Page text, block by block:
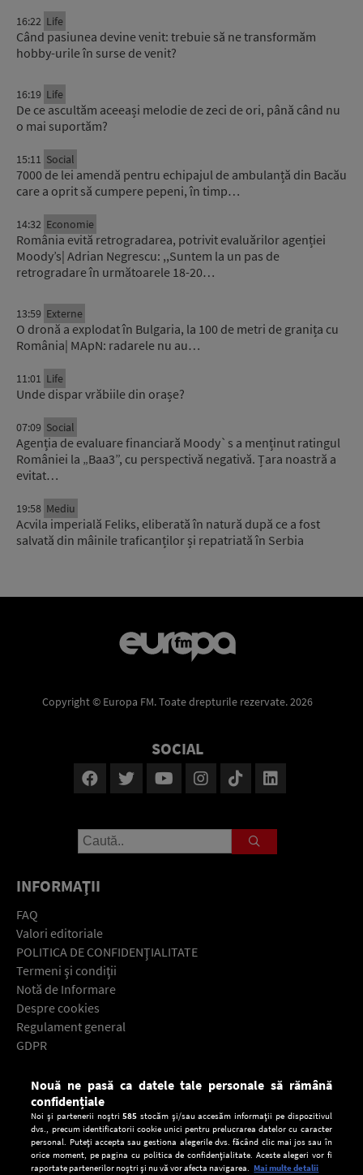
16:22 Life
Când pasiunea devine venit: trebuie să ne transformăm
hobby-urile în surse de venit?
16:19 Life
De ce ascultăm aceeași melodie de zeci de ori, până când nu
o mai suportăm?
15:11 Social
7000 de lei amendă pentru echipajul de ambulanță din Bacău
care a oprit să cumpere pepeni, în timp…
14:32 Economie
România evită retrogradarea, potrivit evaluărilor agenției
Moody’s| Adrian Negrescu: ,,Suntem la un pas de
retrogradare în următoarele 18-20…
13:59 Externe
O dronă a explodat în Bulgaria, la 100 de metri de granița cu
România| MApN: radarele nu au…
11:01 Life
Unde dispar vrăbiile din orașe?
07:09 Social
Agenția de evaluare financiară Moody`s a menținut ratingul
României la „Baa3”, cu perspectivă negativă. Țara noastră a
evitat…
19:58 Mediu
Acvila imperială Feliks, eliberată în natură după ce a fost
salvată din mâinile traficanților și repatriată în Serbia
Copyright © Europa FM. Toate drepturile rezervate. 2026
SOCIAL
INFORMAŢII
FAQ
Valori editoriale
POLITICA DE CONFIDENŢIALITATE
Termeni şi condiţii
Notă de Informare
Despre cookies
Regulament general
GDPR
Descarcă gratuit aplicaţia Europa FM pentru smartphone:
Nouă ne pasă ca datele tale personale să rămână
confidențiale
Noi și partenerii noștri585 stocăm și/sau accesăm informații pe dispozitivul
dvs., precum identificatorii cookie unici pentru prelucrarea datelor cu caracter
personal. Puteți accepta sau gestiona alegerile dvs. făcând clic mai jos sau în
orice moment, pe pagina cu politica de confidențialitate. Aceste alegeri vor fi
raportate partenerilor noștri și nu vă vor afecta navigarea. Mai multe detalii